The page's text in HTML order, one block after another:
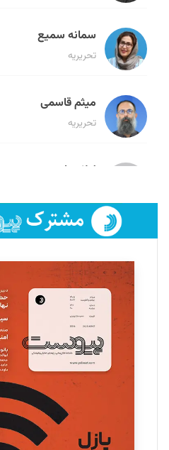
سمانه سمیع
تحریریه
میثم قاسمی
تحریریه
لیلا حنارود
فائزه فتحی رستمی
تحریریه
سروش کرمیان
تحریریه
مینا پاکدل
یسنا امان‌پور